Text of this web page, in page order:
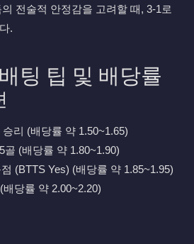
전술적 안정감을 고려할 때, 3-1로
.
팅 팁 및 배당률
승리 (배당률 약 1.50~1.65)
골 (배당률 약 1.80~1.90)
(BTTS Yes) (배당률 약 1.85~1.95)
배당률 약 2.00~2.20)